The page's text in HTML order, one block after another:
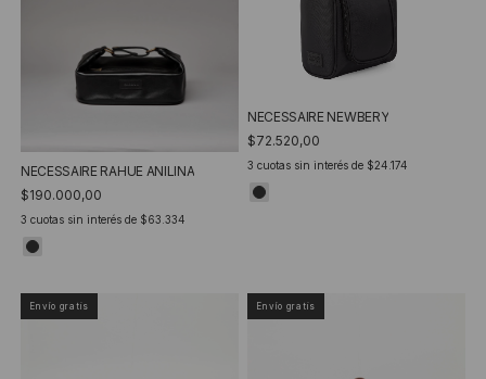
NECESSAIRE RAHUE ANILINA
$190.000,00
3 cuotas sin interés de $63.334
NECESSAIRE NEWBERY
$72.520,00
3 cuotas sin interés de $24.174
Envío gratis Envío gratis